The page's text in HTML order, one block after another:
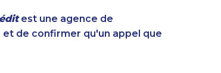
est une agence de
de confirmer qu'un appel que